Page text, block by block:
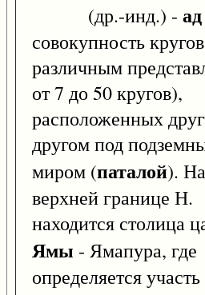
(др.-инд.) - ад
совокупность
различным
от 7 до 50 кругов),
расположенных
другом под
миром (паталой). На
верхней границе Н.
находится столица
Ямы - Ямапура, где
определяется участь